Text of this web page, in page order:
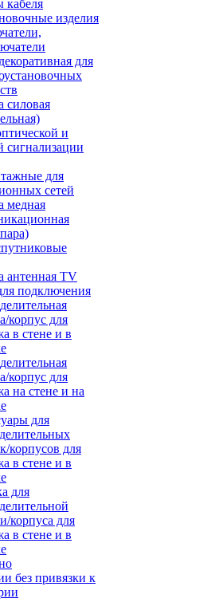
кабеля
изделия
для
силовая
и
сигнализации
для
сетей
медная
антенная TV
подключения
корпус для
в стене и в
корпус для
на стене и на
для
корпусов для
в стене и в
для
корпуса для
в стене и в
без привязки к